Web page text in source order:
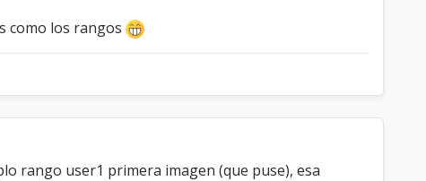
como los rangos
rango user1 primera imagen (que puse), esa